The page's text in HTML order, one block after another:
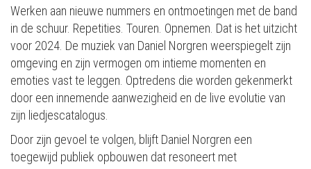
Werken aan nieuwe nummers en ontmoetingen met de band
in de schuur. Repetities. Touren. Opnemen. Dat is het uitzicht
voor 2024. De muziek van Daniel Norgren weerspiegelt zijn
omgeving en zijn vermogen om intieme momenten en
emoties vast te leggen. Optredens die worden gekenmerkt
door een innemende aanwezigheid en de live evolutie van
zijn liedjescatalogus.
Door zijn gevoel te volgen, blijft Daniel Norgren een
toegewijd publiek opbouwen dat resoneert met